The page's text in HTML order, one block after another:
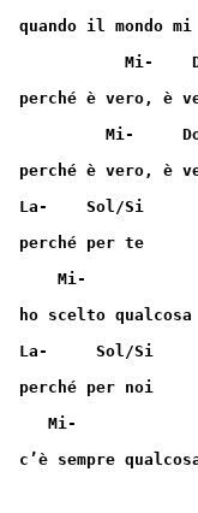
quando il mondo
Mi-
perché è vero, è
Mi-
perché è vero, è
La-    Sol/Si
perché per te
Mi-
ho scelto
La-     Sol/Si
perché per noi
Mi-
c’è sempre